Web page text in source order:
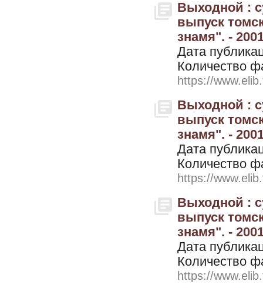
Выходной :
выпуск
знамя". -
Дата
Количество
https://
Выходной :
выпуск
знамя". -
Дата
Количество
https://
Выходной :
выпуск
знамя". -
Дата
Количество
https://